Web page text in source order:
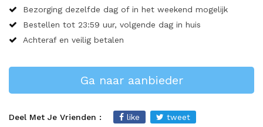
Bezorging dezelfde dag of in het weekend mogelijk
Bestellen tot 23:59 uur, volgende dag in huis
Achteraf en veilig betalen
Ga naar aanbieder
Deel Met Je Vrienden : like tweet